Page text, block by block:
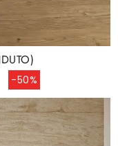
-50%